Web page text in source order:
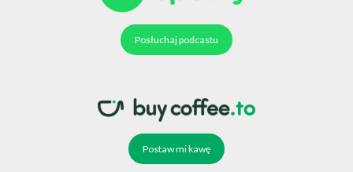
Posłuchaj podcastu
Postaw mi kawę